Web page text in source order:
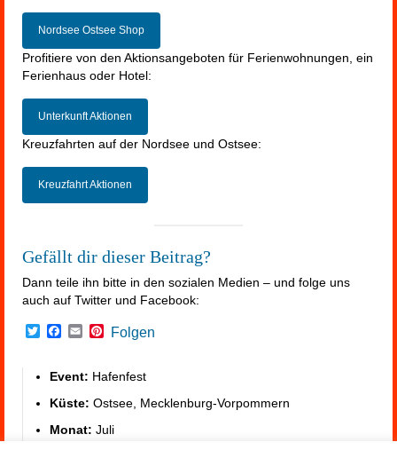
Nordsee Ostsee Shop
Profitiere von den Aktionsangeboten für Ferienwohnungen, ein
Ferienhaus oder Hotel:
Unterkunft Aktionen
Kreuzfahrten auf der Nordsee und Ostsee:
Kreuzfahrt Aktionen
Gefällt dir dieser Beitrag?
Dann teile ihn bitte in den sozialen Medien – und folge uns
auch auf Twitter und Facebook:
TwitterFacebook
EmailPinterest
Folgen
Event: Hafenfest
Küste: Ostsee, Mecklenburg-Vorpommern
Monat: Juli